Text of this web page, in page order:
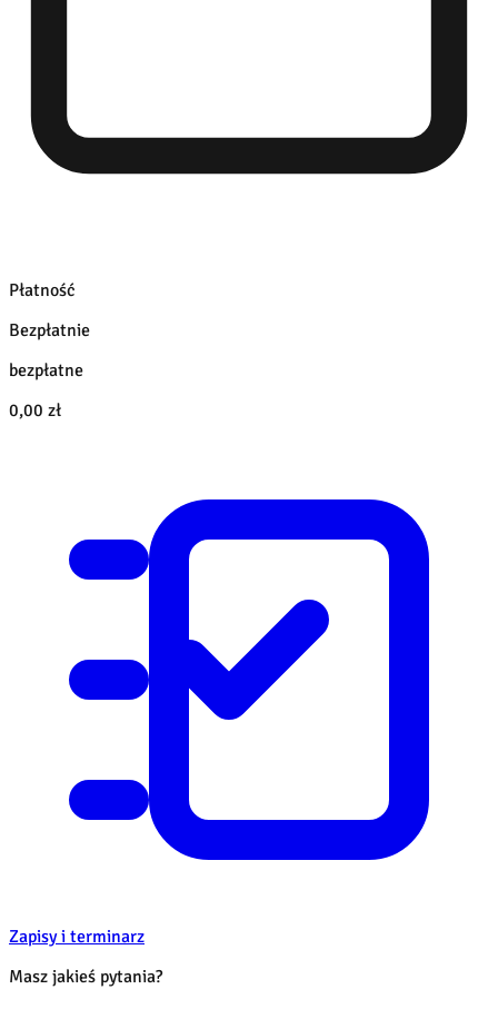
Płatność
Bezpłatnie
bezpłatne
0,00 zł
Zapisy i terminarz
Masz jakieś pytania?